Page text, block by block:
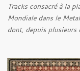
Tracks consacré à la
Mondiale dans le
dont, depuis plusieurs
cette réflexion, Tracks